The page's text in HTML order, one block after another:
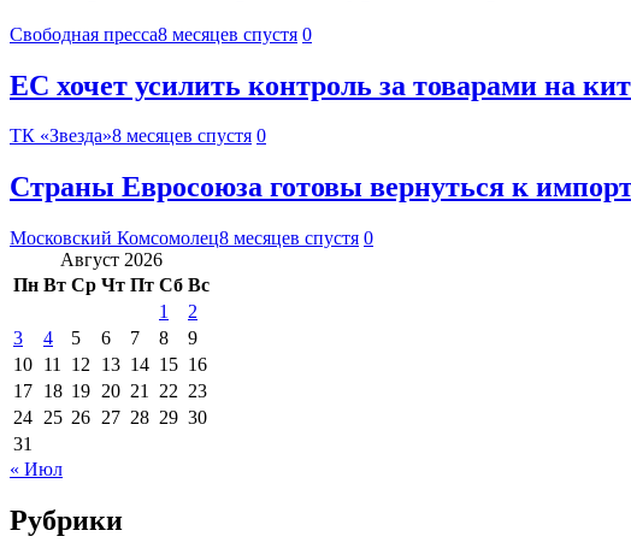
Свободная пресса8 месяцев спустя 0
ЕС хочет усилить контроль за товарами на
ТК «Звезда»8 месяцев спустя 0
Страны Евросоюза готовы вернуться к
Московский Комсомолец8 месяцев спустя 0
Август 2026
Пн Вт Ср Чт Пт Сб Вс
1
2
3
4 5 6 7 8
9
10 11 12 13 14 15 16
17 18 19 20 21 22 23
24 25 26 27 28 29 30
31
« Июл
Рубрики